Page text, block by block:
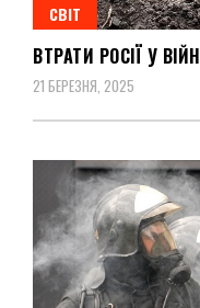
СВІТ
ВТРАТИ РОСІЇ У
21 БЕРЕЗНЯ, 2025